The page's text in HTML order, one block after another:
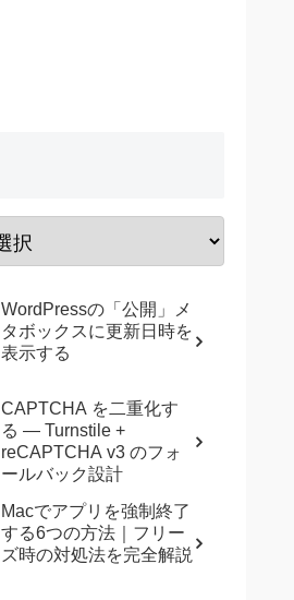
WordPressの「公開」メ
タボックスに更新日時を
表示する
CAPTCHA を二重化す
る — Turnstile +
reCAPTCHA v3 のフォ
ールバック設計
Macでアプリを強制終了
する6つの方法｜フリー
ズ時の対処法を完全解説